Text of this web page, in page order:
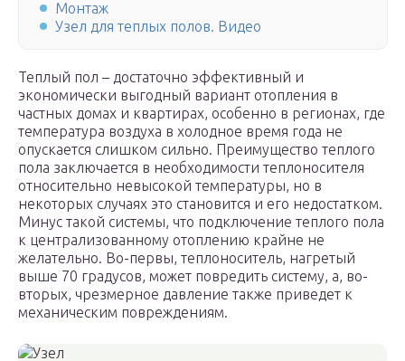
Монтаж
Узел для теплых полов. Видео
Теплый пол – достаточно эффективный и
экономически выгодный вариант отопления в
частных домах и квартирах, особенно в регионах, где
температура воздуха в холодное время года не
опускается слишком сильно. Преимущество теплого
пола заключается в необходимости теплоносителя
относительно невысокой температуры, но в
некоторых случаях это становится и его недостатком.
Минус такой системы, что подключение теплого пола
к централизованному отоплению крайне не
желательно. Во-первы, теплоноситель, нагретый
выше 70 градусов, может повредить систему, а, во-
вторых, чрезмерное давление также приведет к
механическим повреждениям.